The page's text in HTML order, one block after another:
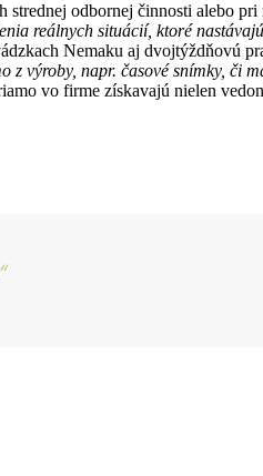
odbornej činnosti alebo pri
reálnych situácií, ktoré
Nemaku aj dvojtýždňovú
výroby, napr. časové snímky, či
vo firme získavajú nielen